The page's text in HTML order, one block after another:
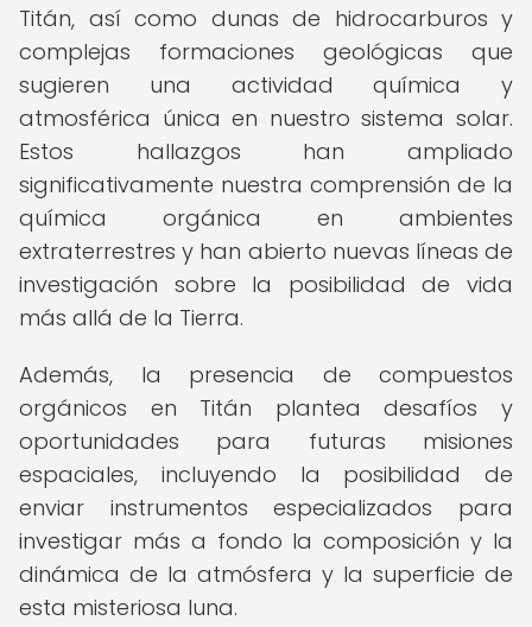
Titán, así como dunas de hidrocarburos y
complejas formaciones geológicas que
sugieren una actividad química y
atmosférica única en nuestro sistema solar.
Estos hallazgos han ampliado
significativamente nuestra comprensión de la
química orgánica en ambientes
extraterrestres y han abierto nuevas líneas de
investigación sobre la posibilidad de vida
más allá de la Tierra.
Además, la presencia de compuestos
orgánicos en Titán plantea desafíos y
oportunidades para futuras misiones
espaciales, incluyendo la posibilidad de
enviar instrumentos especializados para
investigar más a fondo la composición y la
dinámica de la atmósfera y la superficie de
esta misteriosa luna.